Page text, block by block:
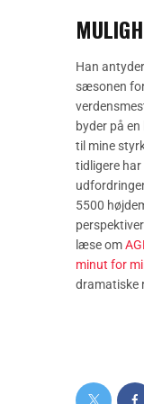
Han
sæsonen
byder på
til mine
tidligere
5500
læse om
minut for
dramatiske